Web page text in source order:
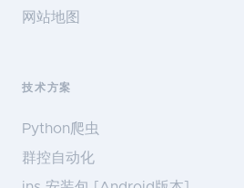
网站地图
技术方案
Python爬虫
群控自动化